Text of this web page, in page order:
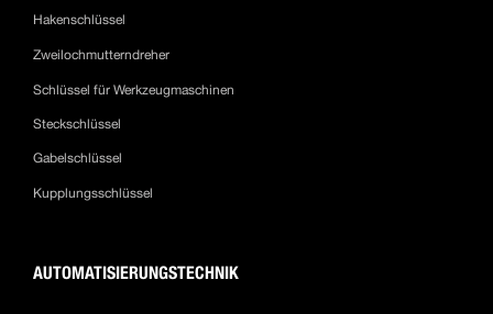
Hakenschlüssel
Zweilochmutterndreher
Schlüssel für Werkzeugmaschinen
Steckschlüssel
Gabelschlüssel
Kupplungsschlüssel
AUTOMATISIERUNGSTECHNIK